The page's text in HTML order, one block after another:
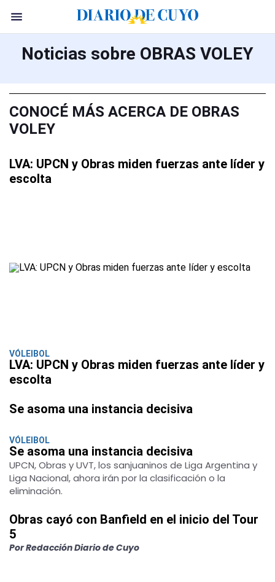
Noticias sobre OBRAS VOLEY
CONOCÉ MÁS ACERCA DE OBRAS
VOLEY
LVA: UPCN y Obras miden fuerzas ante líder y
escolta
VÓLEIBOL
LVA: UPCN y Obras miden fuerzas ante líder y
escolta
Se asoma una instancia decisiva
VÓLEIBOL
Se asoma una instancia decisiva
UPCN, Obras y UVT, los sanjuaninos de Liga Argentina y
Liga Nacional, ahora irán por la clasificación o la
eliminación.
Obras cayó con Banfield en el inicio del Tour
5
Por Redacción Diario de Cuyo